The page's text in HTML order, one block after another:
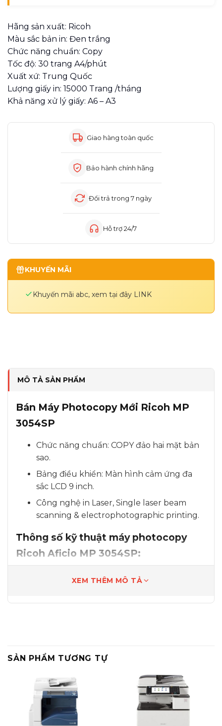
Hãng sản xuất: Ricoh
Màu sắc bản in: Đen trắng
Chức năng chuẩn: Copy
Tốc độ: 30 trang A4/phút
Xuất xứ: Trung Quốc
Lượng giấy in: 15000 Trang /tháng
Khả năng xử lý giấy: A6 – A3
Giao hàng toàn quốc
Bảo hành chính hãng
Đổi trả trong 7 ngày
Hỗ trợ 24/7
KHUYẾN MÃI
Khuyến mãi abc, xem tại đây LINK
MÔ TẢ SẢN PHẨM
Bán Máy Photocopy Mới Ricoh MP
3054SP
Chức năng chuẩn: COPY đảo hai mặt bản
sao.
Bảng điều khiển: Màn hình cảm ứng đa
sắc LCD 9 inch.
Công nghệ in Laser, Single laser beam
scanning & electrophotographic printing.
Thông số kỹ thuật máy photocopy
Ricoh Aficio MP 3054SP:
Chức năng chuẩn: COPY đảo hai mặt bản
Bảng điều khiển: Màn hình cảm ứng đa
Tốc độ sao chụp: 30 trang A4/phút.
Khổ giấy tối đa: A3 – A6.
Độ phân giải: 600 x 600 dpi.
Dung lượng bộ nhớ chuẩn: 512 MB.
XEM THÊM MÔ TẢ
SẢN PHẨM TƯƠNG TỰ